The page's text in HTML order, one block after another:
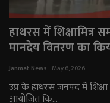
खेल
राजनीति
मनोरंजन
हाथरस में शिक्षामित्र
मानदेय वितरण का
Janmat News May 6, 2026
उप्र के हाथरस जनपद में शिक्षा
आयोजित कि...